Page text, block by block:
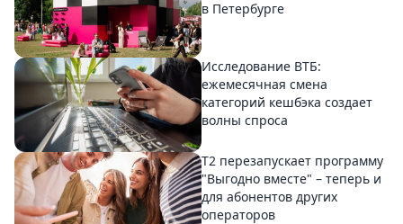
в Петербурге
Исследование ВТБ:
ежемесячная смена
категорий кешбэка создает
волны спроса
Т2 перезапускает программу
"Выгодно вместе" – теперь и
для абонентов других
операторов